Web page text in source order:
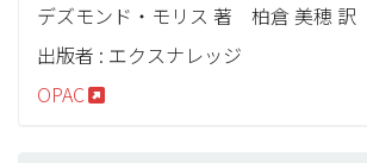
デズモンド・モリス 著 柏倉 美穂 訳
出版者 : エクスナレッジ
OPAC